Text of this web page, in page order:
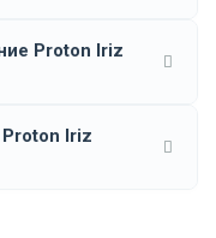
Proton Iriz
Iriz